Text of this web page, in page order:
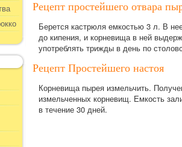
Рецепт простейшего отвара
Берется кастрюля емкостью 3 л. В
до кипения, и корневища в ней
употреблять трижды в день по
Рецепт Простейшего настоя
Корневища пырея измельчить.
измельченных корневищ. Емкость
в течение 30 дней.